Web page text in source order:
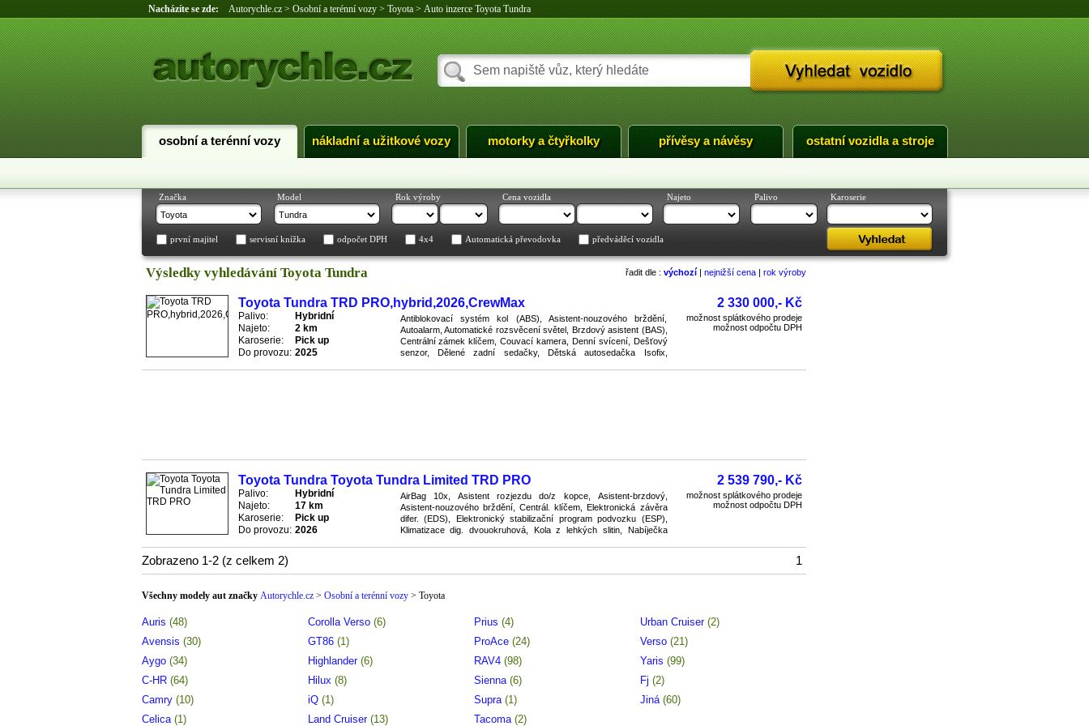
Nacházíte se zde: Autorychle.cz> Osobní a terénní vozy> Toyota> Auto inzerce Toyota Tundra
osobní a terénní vozy nákladní a užitkové vozy motorky a čtyřkolky přívěsy a návěsy ostatní vozidla a stroje
Značka Model Rok výroby Cena vozidla Najeto Palivo Karoserie
první majitel servisní knížka odpočet DPH 4x4 Automatická převodovka předváděcí vozidla
Výsledky vyhledávání Toyota Tundra řadit dle : výchozí | nejnižší cena | rok výroby
Toyota Tundra TRD PRO,hybrid,2026,CrewMax 2 330 000,- Kč
možnost splátkového prodeje
možnost odpočtu DPH
Palivo:
Hybridní
Najeto:
2 km
Karoserie:
Pick up
Do provozu: 2025
Antiblokovací systém kol (ABS), Asistent-nouzového brždění,
Autoalarm, Automatické rozsvěcení světel, Brzdový asistent (BAS),
Centrální zámek klíčem, Couvací kamera, Denní svícení, Dešťový
senzor, Dělené zadní sedačky, Dětská autosedačka Isofix,
Toyota Tundra Toyota Tundra Limited TRD PRO 2 539 790,- Kč
možnost splátkového prodeje
možnost odpočtu DPH
Palivo:
Hybridní
Najeto:
17 km
Karoserie:
Pick up
Do provozu: 2026
AirBag 10x, Asistent rozjezdu do/z kopce, Asistent-brzdový,
Asistent-nouzového brždění, Centrál. klíčem, Elektronická závěra
difer. (EDS), Elektronický stabilizační program podvozku (ESP),
Klimatizace dig. dvouokruhová, Kola z lehkých slitin, Nabíječka
Zobrazeno 1-2 (z celkem 2) 1
Všechny modely aut značky Autorychle.cz> Osobní a terénní vozy> Toyota
Auris (48)
Avensis (30)
Aygo (34)
C-HR (64)
Camry (10)
Celica (1)
Corolla Verso (6)
GT86 (1)
Highlander (6)
Hilux (8)
iQ (1)
Land Cruiser (13)
Prius (4)
ProAce (24)
RAV4 (98)
Sienna (6)
Supra (1)
Tacoma (2)
Urban Cruiser (2)
Verso (21)
Yaris (99)
Fj (2)
Jiná (60)